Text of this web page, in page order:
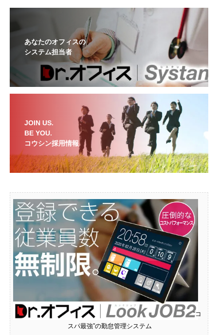
あなたのオフィスの
システム担当者
JOIN US.
BE YOU.
コウシン採用情報
“コ
スパ最強”の勤怠管理システム